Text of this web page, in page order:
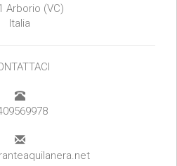
Arborio (VC)
Italia